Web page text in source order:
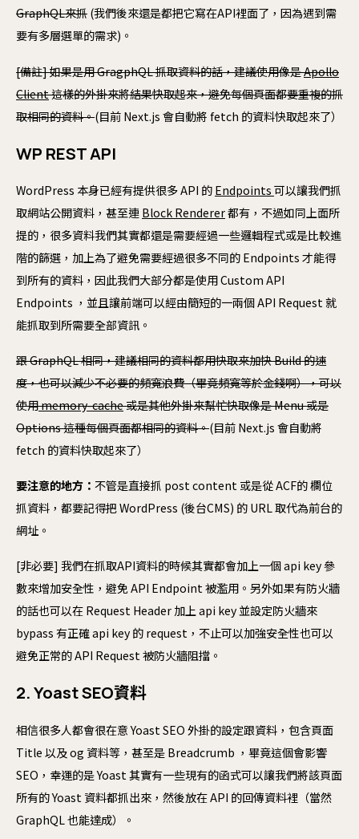
GraphQL來抓 (我們後來還是都把它寫在API裡面了，因為遇到需
要有多層選單的需求)。
[備註] 如果是用 GragphQL 抓取資料的話，建議使用像是Apollo
Client這樣的外掛來將結果快取起來，避免每個頁面都要重複的抓
取相同的資料。(目前 Next.js 會自動將 fetch 的資料快取起來了）
WP REST API
WordPress 本身已經有提供很多 API 的 Endpoints 可以讓我們抓
取網站公開資料，甚至連 Block Renderer都有，不過如同上面所
提的，很多資料我們其實都還是需要經過一些邏輯程式或是比較進
階的篩選，加上為了避免需要經過很多不同的 Endpoints 才能得
到所有的資料，因此我們大部分都是使用 Custom API
Endpoints ，並且讓前端可以經由簡短的一兩個 API Request 就
能抓取到所需要全部資訊。
跟 GraphQL 相同，建議相同的資料都用快取來加快 Build 的速
度，也可以減少不必要的頻寬浪費（畢竟頻寬等於金錢啊），可以
使用memory-cache或是其他外掛來幫忙快取像是 Menu 或是
Options 這種每個頁面都相同的資料。(目前 Next.js 會自動將
fetch 的資料快取起來了）
要注意的地方： 不管是直接抓 post content 或是從 ACF的 欄位
抓資料，都要記得把 WordPress (後台CMS) 的 URL 取代為前台的
網址。
[非必要] 我們在抓取API資料的時候其實都會加上一個 api key 參
數來增加安全性，避免 API Endpoint 被濫用。另外如果有防火牆
的話也可以在 Request Header 加上 api key 並設定防火牆來
bypass 有正確 api key 的 request，不止可以加強安全性也可以
避免正常的 API Request 被防火牆阻擋。
2. Yoast SEO資料
相信很多人都會很在意 Yoast SEO 外掛的設定跟資料，包含頁面
Title 以及 og 資料等，甚至是 Breadcrumb ，畢竟這個會影響
SEO，幸運的是 Yoast 其實有一些現有的函式可以讓我們將該頁面
所有的 Yoast 資料都抓出來，然後放在 API 的回傳資料裡（當然
GraphQL 也能達成）。